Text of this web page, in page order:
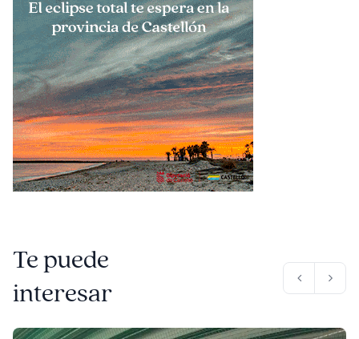
Te puede
interesar